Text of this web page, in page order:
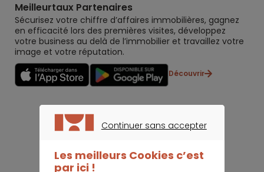
Meilleurtaux Partenaires
Sécurisez votre chiffre d’affaires immobilières, gagnez
en efficacité lors des premières visites, développez
votre business au delà de l’immobilier et travaillez votre
image et votre réputation.
Découvrir
Continuer sans accepter
Les meilleurs Cookies c’est
par ici !